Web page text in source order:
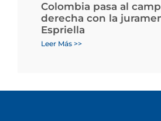
Colombia pasa al
derecha con la
Espriella
Leer Más >>